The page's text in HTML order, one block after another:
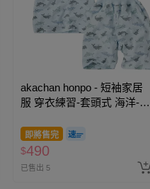
akachan honpo - 短袖家居
服 穿衣練習-套頭式 海洋-淺
即將售完
$490
已售出 5